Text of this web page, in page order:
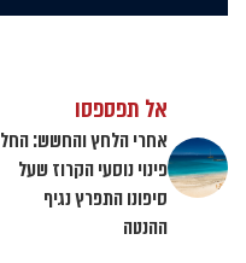
אל תפספסו
אחרי הלחץ והחשש: החל
פינוי נוסעי הקרוז שעל
סיפונו התפרץ נגיף
ההנטה